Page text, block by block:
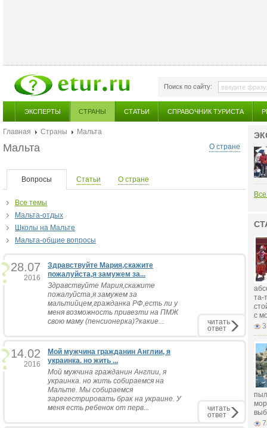
Поиск по сайту:
ЭКСПЕРТЫ СТРАНЫ СТАТЬИ СПРАВОЧНИК ТУРИСТА
Главная Страны
Мальта
О стране
Мальта
Вопросы Статьи О стране
Все темы
Мальта-отдых
Школы на Мальте
Мальта-общие вопросы
28.07
2016
Здравствуйте Мария,скажите
пожалуйста,я замужем за...
Здравствуйте Мария,скажите
пожалуйста,я замужем за
мальтийцем,гражданка РФ,есть ли у
меня возможность привезти на ПМЖ
свою маму (пенсионерка)?какие...
читать
ответ
14.02
2016
Мой мужчина гражданин Англии, я
украинка. но жить ...
Мой мужчина гражданин Англии, я
украинка. но жить собираемся на
Мальте. Мы собираемся
зарегестрировать брак на украине. У
меня есть ребенок от перв...
читать
ответ
та-
с